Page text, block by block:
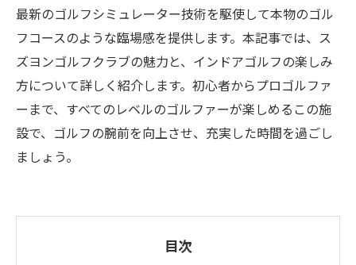
最新のゴルフシミュレーター技術を駆使して本物のゴル
フコースのような臨場感を提供します。本記事では、ス
ズヨンゴルフクラブの魅力と、インドアゴルフの楽しみ
方について詳しく紹介します。初心者からプロゴルファ
ーまで、すべてのレベルのゴルファーが楽しめるこの施
設で、ゴルフの腕前を向上させ、充実した時間を過ごし
ましょう。
目次